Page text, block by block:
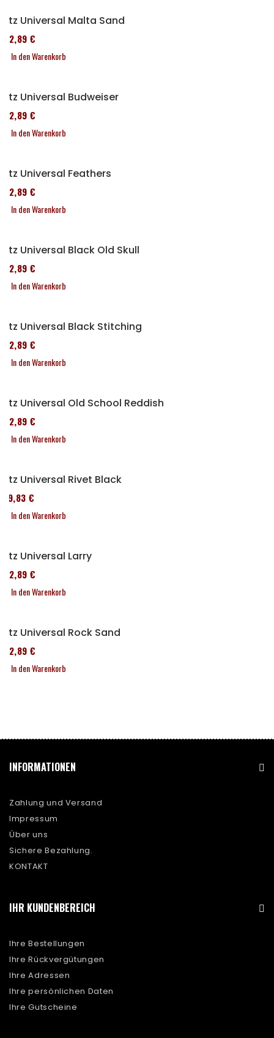
Sitz Universal Malta Sand
152,89 €
In den Warenkorb
Sitz Universal Budweiser
152,89 €
In den Warenkorb
Sitz Universal Feathers
152,89 €
In den Warenkorb
Sitz Universal Black Old Skull
152,89 €
In den Warenkorb
Sitz Universal Black Stitching
152,89 €
In den Warenkorb
Sitz Universal Old School Reddish
152,89 €
In den Warenkorb
Sitz Universal Rivet Black
119,83 €
In den Warenkorb
Sitz Universal Larry
152,89 €
In den Warenkorb
Sitz Universal Rock Sand
152,89 €
In den Warenkorb
INFORMATIONEN
Zahlung und Versand
Impressum
Über uns
Sichere Bezahlung.
KONTAKT
IHR KUNDENBEREICH
Ihre Bestellungen
Ihre Rückvergütungen
Ihre Adressen
Ihre persönlichen Daten
Ihre Gutscheine